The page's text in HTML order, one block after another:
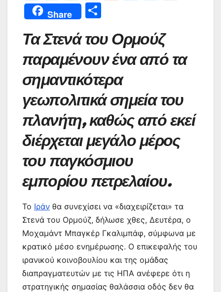
a
c
e
b
o
o
k
w
itt
er
h
at
s
A
p
p
m
ai
l
e
st
s
e
n
er
gr
a
m
Share
ρ
α
σ
τε
ίτ
ε
Τα Στενά του Ορμούζ
παραμένουν ένα από τα
σημαντικότερα
γεωπολιτικά σημεία του
πλανήτη, καθώς από εκεί
διέρχεται μεγάλο μέρος
του παγκόσμιου
εμπορίου πετρελαίου.
Το Ιράν θα συνεχίσει να «διαχειρίζεται» τα
Στενά του Ορμούζ, δήλωσε χθες, Δευτέρα, ο
Μοχαμάντ Μπαγκέρ Γκαλιμπάφ, σύμφωνα με
κρατικό μέσο ενημέρωσης. Ο επικεφαλής του
ιρανικού κοινοβουλίου και της ομάδας
διαπραγματευτών με τις ΗΠΑ ανέφερε ότι η
στρατηγικής σημασίας θαλάσσια οδός δεν θα